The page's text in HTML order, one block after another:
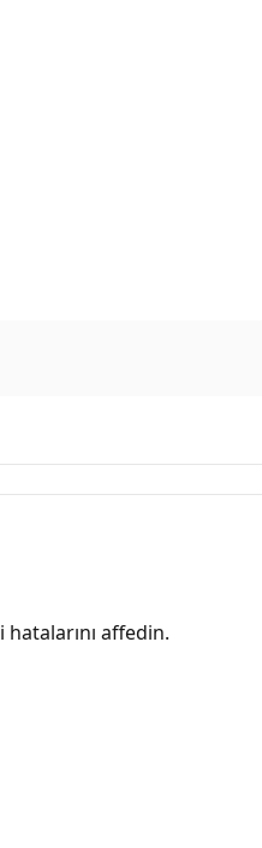
hatalarını affedin.